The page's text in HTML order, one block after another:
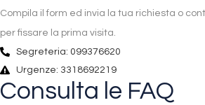
Compila il form ed invia la tua richiesta o
per fissare la prima visita.
Segreteria: 099376620
Urgenze: 3318692219
Consulta le FAQ